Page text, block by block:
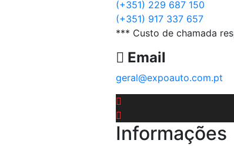
(+351) 229 687 150
(+351) 917 337 657
*** Custo de chamada
Email
geral@expoauto.com.pt
Informações